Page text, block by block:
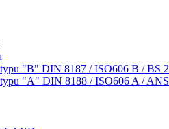
"B" DIN 8187 / ISO606 B / BS
"A" DIN 8188 / ISO606 A /